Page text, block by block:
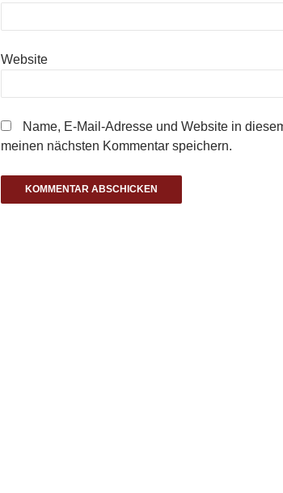
Website
Name, E-Mail-Adresse und Website in
meinen nächsten Kommentar speichern.